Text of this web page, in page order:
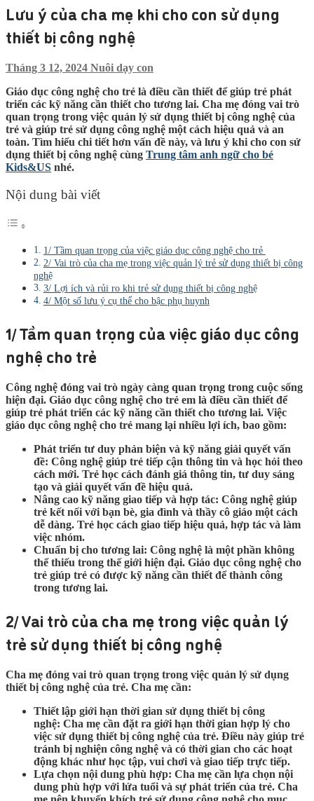
Lưu ý của cha mẹ khi cho con sử dụng
thiết bị công nghệ
Tháng 3 12, 2024 Nuôi dạy con
Giáo dục công nghệ cho trẻ là điều cần thiết để giúp trẻ phát
triển các kỹ năng cần thiết cho tương lai. Cha mẹ đóng vai trò
quan trọng trong việc quản lý sử dụng thiết bị công nghệ của
trẻ và giúp trẻ sử dụng công nghệ một cách hiệu quả và an
toàn. Tìm hiểu chi tiết hơn vấn đề này, và lưu ý khi cho con sử
dụng thiết bị công nghệ cùng Trung tâm anh ngữ cho bé
Kids&US nhé.
Nội dung bài viết
1/ Tầm quan trọng của việc giáo dục công nghệ cho trẻ
2/ Vai trò của cha mẹ trong việc quản lý trẻ sử dụng thiết bị công
nghệ
3/ Lợi ích và rủi ro khi trẻ sử dụng thiết bị công nghệ
4/ Một số lưu ý cụ thể cho bậc phụ huynh
1/ Tầm quan trọng của việc giáo dục công
nghệ cho trẻ
Công nghệ đóng vai trò ngày càng quan trọng trong cuộc sống
hiện đại. Giáo dục công nghệ cho trẻ em là điều cần thiết để
giúp trẻ phát triển các kỹ năng cần thiết cho tương lai. Việc
giáo dục công nghệ cho trẻ mang lại nhiều lợi ích, bao gồm:
Phát triển tư duy phản biện và kỹ năng giải quyết vấn
đề: Công nghệ giúp trẻ tiếp cận thông tin và học hỏi theo
cách mới. Trẻ học cách đánh giá thông tin, tư duy sáng
tạo và giải quyết vấn đề hiệu quả.
Nâng cao kỹ năng giao tiếp và hợp tác: Công nghệ giúp
trẻ kết nối với bạn bè, gia đình và thầy cô giáo một cách
dễ dàng. Trẻ học cách giao tiếp hiệu quả, hợp tác và làm
việc nhóm.
Chuẩn bị cho tương lai: Công nghệ là một phần không
thể thiếu trong thế giới hiện đại. Giáo dục công nghệ cho
trẻ giúp trẻ có được kỹ năng cần thiết để thành công
trong tương lai.
2/ Vai trò của cha mẹ trong việc quản lý
trẻ sử dụng thiết bị công nghệ
Cha mẹ đóng vai trò quan trọng trong việc quản lý sử dụng
thiết bị công nghệ của trẻ. Cha mẹ cần:
Thiết lập giới hạn thời gian sử dụng thiết bị công
nghệ: Cha mẹ cần đặt ra giới hạn thời gian hợp lý cho
việc sử dụng thiết bị công nghệ của trẻ. Điều này giúp trẻ
tránh bị nghiện công nghệ và có thời gian cho các hoạt
động khác như học tập, vui chơi và giao tiếp trực tiếp.
Lựa chọn nội dung phù hợp: Cha mẹ cần lựa chọn nội
dung phù hợp với lứa tuổi và sự phát triển của trẻ. Cha